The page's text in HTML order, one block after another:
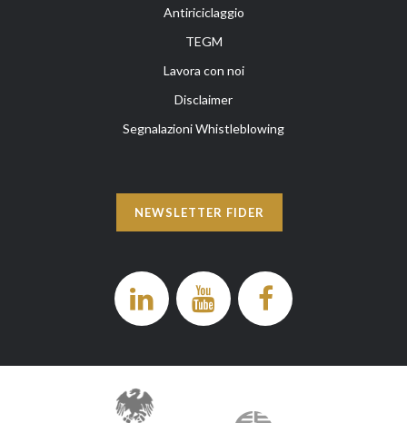
Antiriciclaggio
TEGM
Lavora con noi
Disclaimer
Segnalazioni Whistleblowing
NEWSLETTER FIDER